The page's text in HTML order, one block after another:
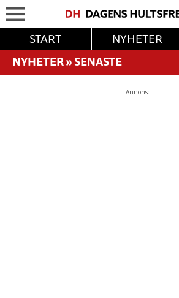
START NYHETER
NYHETER»SENASTE
Annons: